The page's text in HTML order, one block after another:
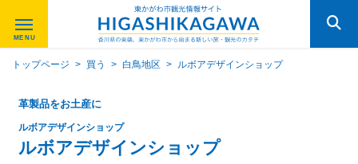
トップページ > 買う > 白鳥地区 > ルボアデザインショップ
革製品をお土産に
ルボアデザインショップ
ルボアデザインショップ